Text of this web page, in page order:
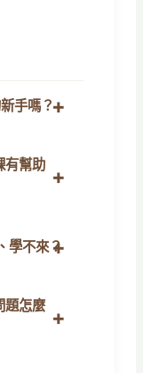
手嗎？
有幫助
學不來？
題怎麼